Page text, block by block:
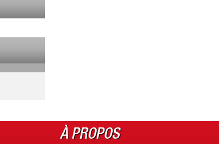
À PROPOS